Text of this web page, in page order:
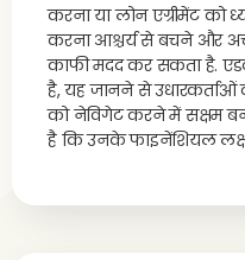
करना या लोन एग्रीमेंट को
करना आश्चर्य से बचने और
काफी मदद कर सकता है.
है, यह जानने से
को नेविगेट करने में सक्षम
है कि उनके फाइनेंशियल